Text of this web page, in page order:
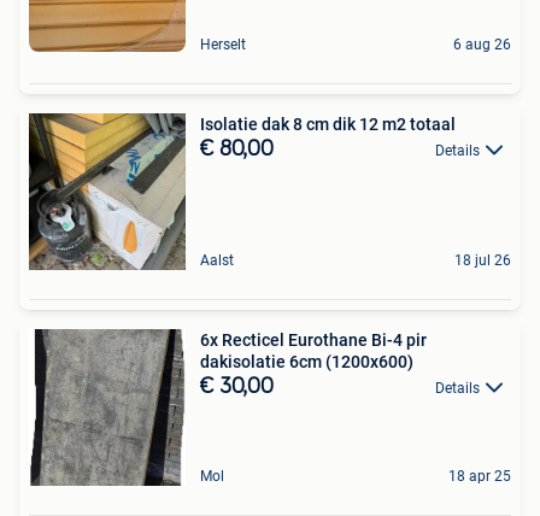
Herselt 6 aug 26
Isolatie dak 8 cm dik 12 m2 totaal
€ 80,00 Details
Aalst 18 jul 26
6x Recticel Eurothane Bi-4 pir
dakisolatie 6cm (1200x600)
€ 30,00 Details
Mol 18 apr 25